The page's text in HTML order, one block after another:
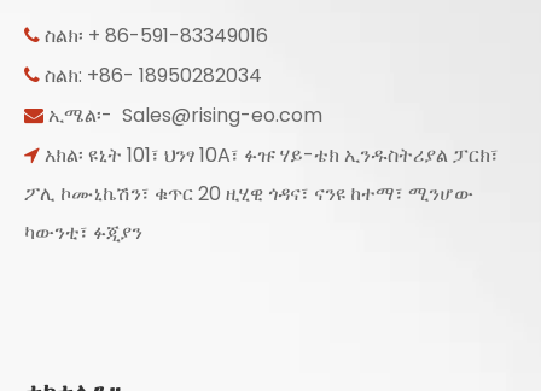
 ስልክ፡ + 86-591-83349016
 ስልክ: +86- 18950282034
 ኢሜል፡- Sales@rising-eo.com
 አክል፡ ዩኒት 101፣ ህንፃ 10A፣ ፉዡ ሃይ-ቴክ ኢንዱስትሪያል ፓርክ፣
ፖሊ ኮሙኒኬሽን፣ ቁጥር 20 ዚሂዊ ጎዳና፣ ናንዩ ከተማ፣ ሚንሆው
ካውንቲ፣ ፉጂያን